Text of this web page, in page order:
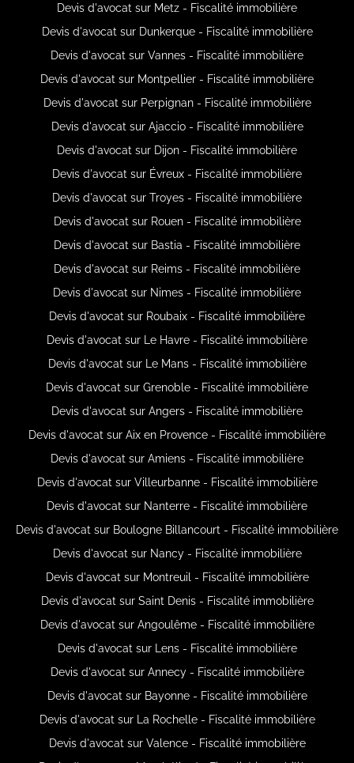
Devis d'avocat sur Metz - Fiscalité immobilière
Devis d'avocat sur Dunkerque - Fiscalité immobilière
Devis d'avocat sur Vannes - Fiscalité immobilière
Devis d'avocat sur Montpellier - Fiscalité immobilière
Devis d'avocat sur Perpignan - Fiscalité immobilière
Devis d'avocat sur Ajaccio - Fiscalité immobilière
Devis d'avocat sur Dijon - Fiscalité immobilière
Devis d'avocat sur Évreux - Fiscalité immobilière
Devis d'avocat sur Troyes - Fiscalité immobilière
Devis d'avocat sur Rouen - Fiscalité immobilière
Devis d'avocat sur Bastia - Fiscalité immobilière
Devis d'avocat sur Reims - Fiscalité immobilière
Devis d'avocat sur Nimes - Fiscalité immobilière
Devis d'avocat sur Roubaix - Fiscalité immobilière
Devis d'avocat sur Le Havre - Fiscalité immobilière
Devis d'avocat sur Le Mans - Fiscalité immobilière
Devis d'avocat sur Grenoble - Fiscalité immobilière
Devis d'avocat sur Angers - Fiscalité immobilière
Devis d'avocat sur Aix en Provence - Fiscalité immobilière
Devis d'avocat sur Amiens - Fiscalité immobilière
Devis d'avocat sur Villeurbanne - Fiscalité immobilière
Devis d'avocat sur Nanterre - Fiscalité immobilière
Devis d'avocat sur Boulogne Billancourt - Fiscalité immobilière
Devis d'avocat sur Nancy - Fiscalité immobilière
Devis d'avocat sur Montreuil - Fiscalité immobilière
Devis d'avocat sur Saint Denis - Fiscalité immobilière
Devis d'avocat sur Angoulême - Fiscalité immobilière
Devis d'avocat sur Lens - Fiscalité immobilière
Devis d'avocat sur Annecy - Fiscalité immobilière
Devis d'avocat sur Bayonne - Fiscalité immobilière
Devis d'avocat sur La Rochelle - Fiscalité immobilière
Devis d'avocat sur Valence - Fiscalité immobilière